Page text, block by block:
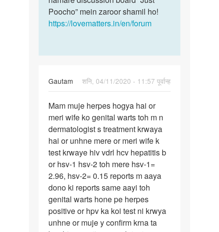
Poocho” mein zaroor shamil ho!
https://lovematters.in/en/forum
Gautam
शनि, 04/11/2020 - 11:57 पूर्वान्ह
Mam
muje
herpes
hogya
hai
or…
Mam muje herpes hogya hai or
meri wife ko genital warts toh m n
dermatologist s treatment krwaya
hai or unhne mere or meri wife k
test krwaye hiv vdrl hcv hepatitis b
or hsv-1 hsv-2 toh mere hsv-1=
2.96, hsv-2= 0.15 reports m aaya
dono ki reports same aayi toh
genital warts hone pe herpes
positive or hpv ka koi test ni krwya
unhne or muje y confirm krna ta